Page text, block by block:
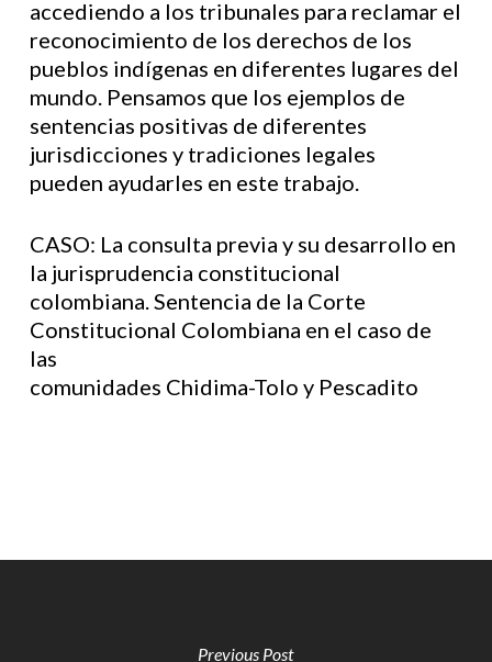
accediendo a los tribunales para reclamar el
reconocimiento de los derechos de los
pueblos indígenas en diferentes lugares del
mundo. Pensamos que los ejemplos de
sentencias positivas de diferentes
jurisdicciones y tradiciones legales
pueden ayudarles en este trabajo.
CASO: La consulta previa y su desarrollo en
la jurisprudencia constitucional
colombiana. Sentencia de la Corte
Constitucional Colombiana en el caso de
las
comunidades Chidima-Tolo y Pescadito
Previous Post